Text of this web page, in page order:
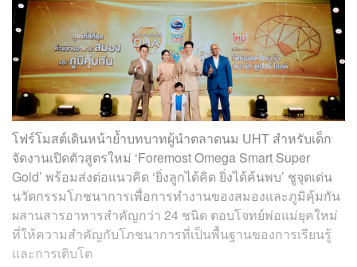
โฟร์โมสต์เดินหน้าย้ำบทบาทผู้นำตลาดนม UHT สำหรับเด็ก
จัดงานเปิดตัวสูตรใหม่ ‘Foremost Omega Smart Super
Gold’ พร้อมส่งต่อแนวคิด ‘ยิ่งลูกได้คิด ยิ่งได้ค้นพบ’ ชูจุดเด่น
นวัตกรรมโภชนาการเพื่อการทำงานของสมองและภูมิคุ้มกัน
ผสานสารอาหารสำคัญกว่า 24 ชนิด ตอบโจทย์พ่อแม่ยุคใหม่
ที่ให้ความสำคัญกับโภชนาการที่เป็นพื้นฐานของการเรียนรู้
และการเติบโต